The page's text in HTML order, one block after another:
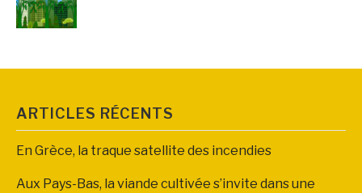
ARTICLES RÉCENTS
En Grèce, la traque satellite des incendies
Aux Pays-Bas, la viande cultivée s’invite dans une